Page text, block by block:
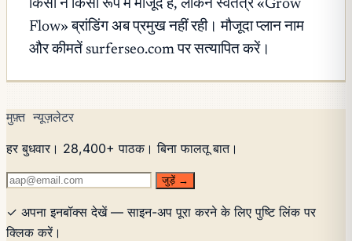
किसी न किसी रूप में मौजूद है, लेकिन स्वतंत्र «Grow
Flow» ब्रांडिंग अब प्रमुख नहीं रही। मौजूदा प्लान नाम
और कीमतें surferseo.com पर सत्यापित करें।
मुफ़्त न्यूज़लेटर
हर बुधवार। 28,400+ पाठक। बिना फालतू बात।
जुड़ें →
✓ अपना इनबॉक्स देखें — साइन-अप पूरा करने के लिए पुष्टि लिंक पर
क्लिक करें।